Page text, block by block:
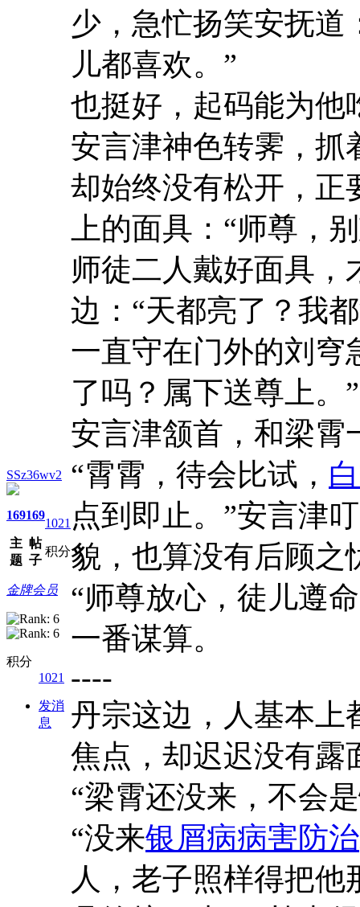
SSz36wv2
169
主
题
169
帖
子
1021
积分
金牌会员
积分
1021
发消
息
少，急忙扬笑安抚道
儿都喜欢。”
也挺好，起码能为他
安言津神色转霁，抓
却始终没有松开，正
上的面具：“师尊，
师徒二人戴好面具，
边：“天都亮了？我
一直守在门外的刘穹
了吗？属下送尊上。”
安言津颔首，和梁霄
“霄霄，待会比试，
点到即止。”安言津
貌，也算没有后顾之
“师尊放心，徒儿遵
一番谋算。
----
丹宗这边，人基本上
焦点，却迟迟没有露
“梁霄还没来，不会
“没来银屑病病害防治
人，老子照样得把他